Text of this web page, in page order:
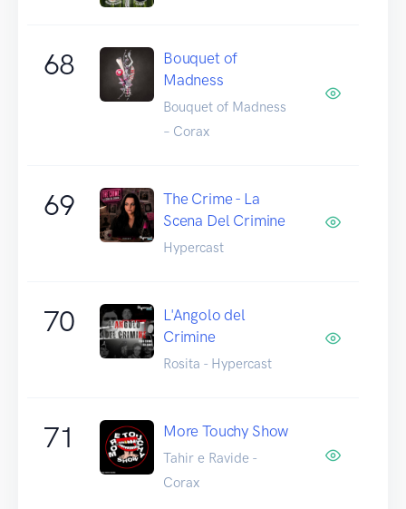
68
Bouquet of
Madness
Bouquet of Madness
– Corax
69
The Crime - La
Scena Del Crimine
Hypercast
70
L'Angolo del
Crimine
Rosita - Hypercast
71 More Touchy Show
Tahir e Ravide -
Corax